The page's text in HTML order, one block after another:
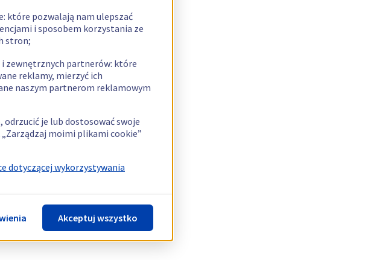
które pozwalają nam ulepszać
i sposobem korzystania ze
stron;
i zewnętrznych partnerów: które
reklamy, mierzyć ich
naszym partnerom reklamowym
je lub dostosować swoje
moimi plikami cookie”
dotyczącej wykorzystywania
Akceptuj wszystko